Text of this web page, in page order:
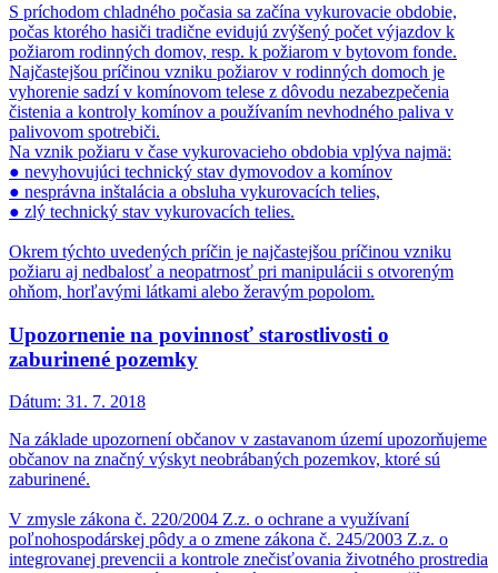
S príchodom chladného počasia sa začína vykurovacie obdobie,
počas ktorého hasiči tradične evidujú zvýšený počet výjazdov k
požiarom rodinných domov, resp. k požiarom v bytovom fonde.
Najčastejšou príčinou vzniku požiarov v rodinných domoch je
vyhorenie sadzí v komínovom telese z dôvodu nezabezpečenia
čistenia a kontroly komínov a používaním nevhodného paliva v
palivovom spotrebiči.
Na vznik požiaru v čase vykurovacieho obdobia vplýva najmä:
● nevyhovujúci technický stav dymovodov a komínov
● nesprávna inštalácia a obsluha vykurovacích telies,
● zlý technický stav vykurovacích telies.
Okrem týchto uvedených príčin je najčastejšou príčinou vzniku
požiaru aj nedbalosť a neopatrnosť pri manipulácii s otvoreným
ohňom, horľavými látkami alebo žeravým popolom.
Upozornenie na povinnosť starostlivosti o
zaburinené pozemky
Dátum: 31. 7. 2018
Na základe upozornení občanov v zastavanom území upozorňujeme
občanov na značný výskyt neobrábaných pozemkov, ktoré sú
zaburinené.
V zmysle zákona č. 220/2004 Z.z. o ochrane a využívaní
poľnohospodárskej pôdy a o zmene zákona č. 245/2003 Z.z. o
integrovanej prevencii a kontrole znečisťovania životného prostredia